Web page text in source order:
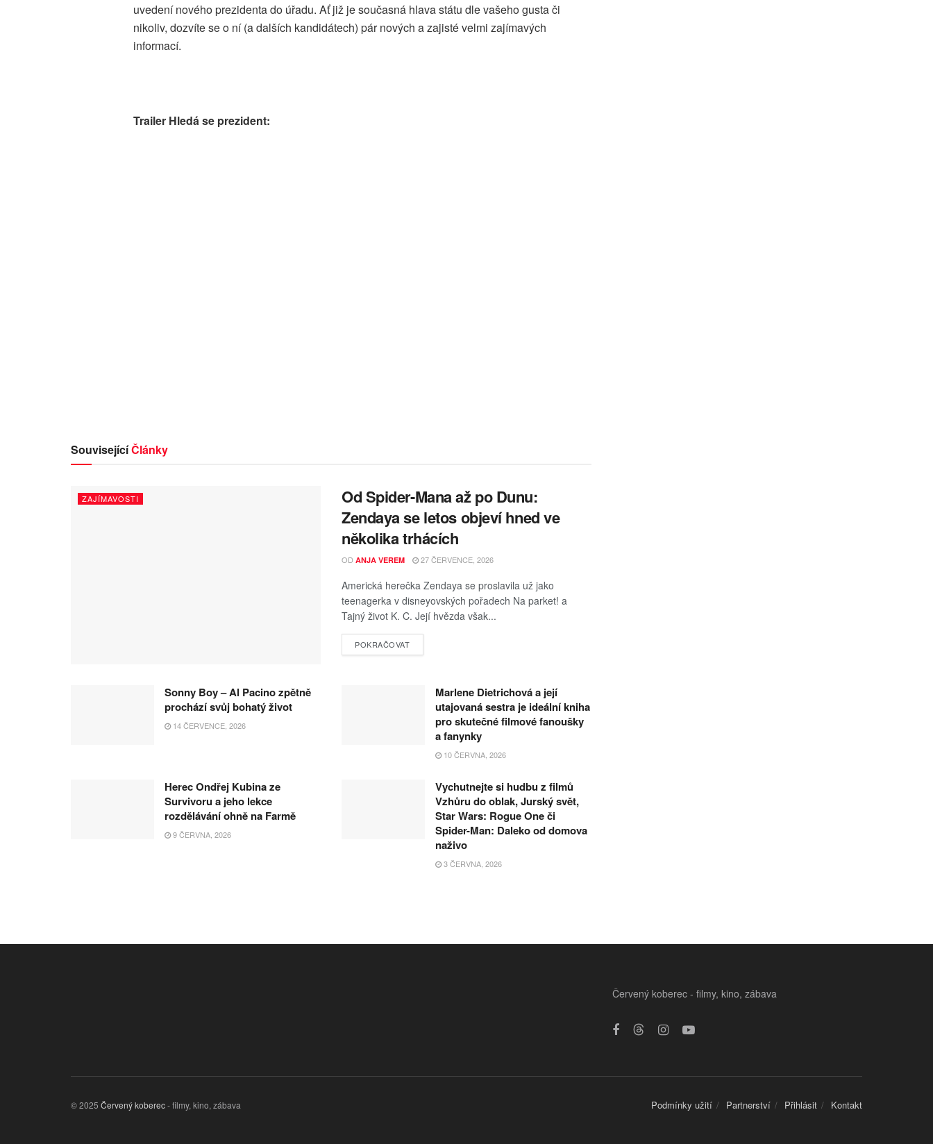
uvedení nového prezidenta do úřadu. Ať již je současná hlava státu dle vašeho gusta či
nikoliv, dozvíte se o ní (a dalších kandidátech) pár nových a zajisté velmi zajímavých
informací.
Trailer Hledá se prezident:
SouvisejícíČlánky
ZAJÍMAVOSTI
Od Spider-Mana až po Dunu:
Zendaya se letos objeví hned ve
několika trhácích
OD ANJA VEREM 27 ČERVENCE, 2026
Americká herečka Zendaya se proslavila už jako
teenagerka v disneyovských pořadech Na parket! a
Tajný život K. C. Její hvězda však...
POKRAČOVAT
Sonny Boy – Al Pacino zpětně
prochází svůj bohatý život
14 ČERVENCE, 2026
Marlene Dietrichová a její
utajovaná sestra je ideální kniha
pro skutečné filmové fanoušky
a fanynky
10 ČERVNA, 2026
Herec Ondřej Kubina ze
Survivoru a jeho lekce
rozdělávání ohně na Farmě
9 ČERVNA, 2026
Vychutnejte si hudbu z filmů
Vzhůru do oblak, Jurský svět,
Star Wars: Rogue One či
Spider-Man: Daleko od domova
naživo
3 ČERVNA, 2026
Červený koberec - filmy, kino, zábava
Podmínky užití Partnerství Přihlásit Kontakt
© 2025 Červený koberec- filmy, kino, zábava